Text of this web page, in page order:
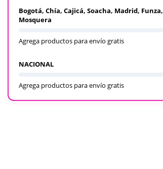
Bogotá, Chía, Cajicá, Soacha, Madrid, Funza,
Mosquera
Agrega productos para envío gratis
NACIONAL
Agrega productos para envío gratis